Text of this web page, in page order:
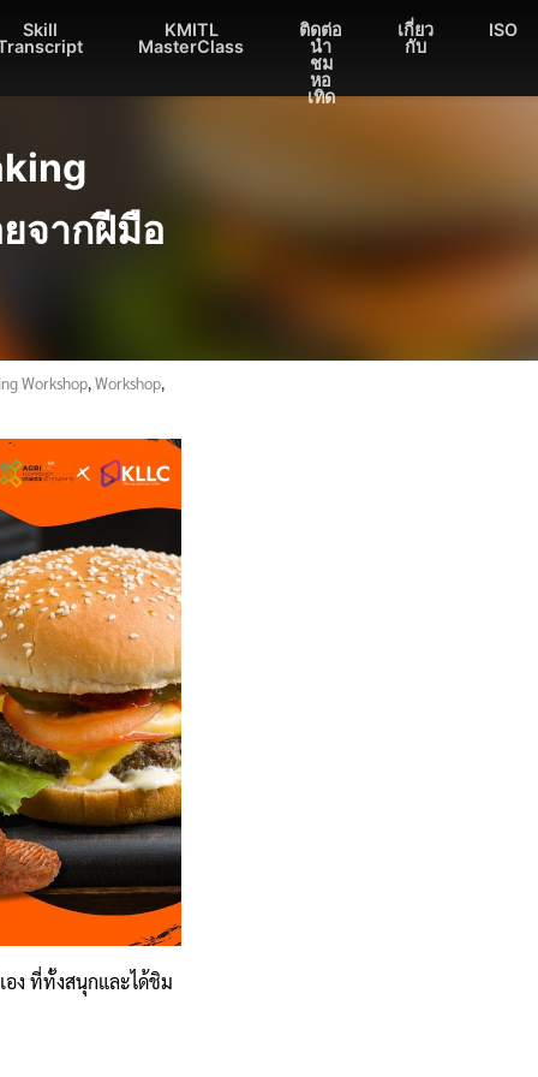
Skill
KMITL
MasterClass
ติดต่อ
นำ
ชม
หอ
เทิด
เกี่ยว
กับ
ISO
จากฝีมือ
Workshop,Workshop,
อง ที่ทั้งสนุกและได้ชิม